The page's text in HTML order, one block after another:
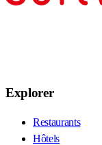
Explorer
Restaurants
Hôtels